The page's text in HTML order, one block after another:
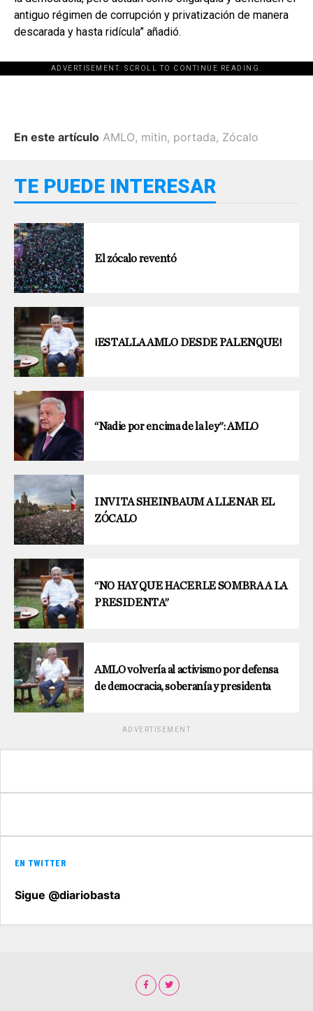
antiguo régimen de corrupción y privatización de manera
descarada y hasta ridícula” añadió.
ADVERTISEMENT. SCROLL TO CONTINUE READING.
En este artículo AMLO, mitin, portada, Zócalo
TE PUEDE INTERESAR
El zócalo reventó
¡ESTALLA AMLO DESDE PALENQUE!
“Nadie por encima de la ley”: AMLO
INVITA SHEINBAUM A LLENAR EL
ZÓCALO
“NO HAY QUE HACERLE SOMBRA A LA
PRESIDENTA”
AMLO volvería al activismo por defensa
de democracia, soberanía y presidenta
ADVERTISEMENT
EN TWITTER
Sigue @diariobasta